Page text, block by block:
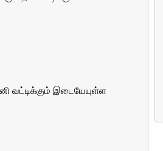
வட்டிக்கும் இடையேயுள்ள